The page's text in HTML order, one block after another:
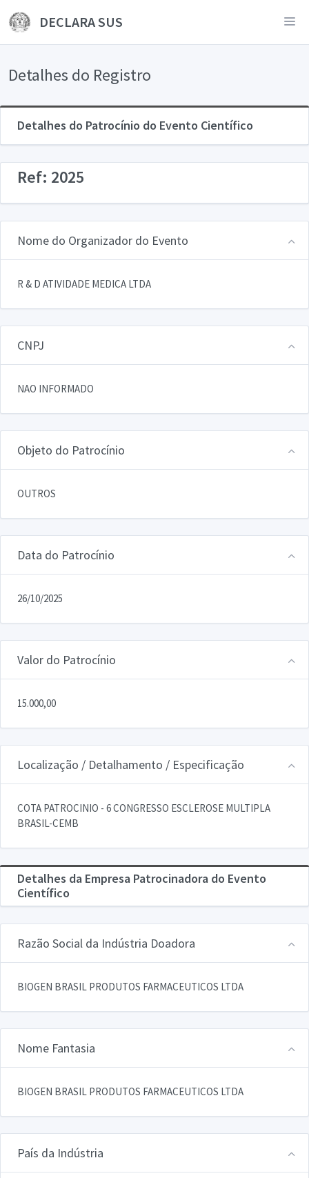
DECLARA SUS
Detalhes do Registro
Detalhes do Patrocínio do Evento Científico
Ref: 2025
Nome do Organizador do Evento
R & D ATIVIDADE MEDICA LTDA
CNPJ
NAO INFORMADO
Objeto do Patrocínio
OUTROS
Data do Patrocínio
26/10/2025
Valor do Patrocínio
15.000,00
Localização / Detalhamento / Especificação
COTA PATROCINIO - 6 CONGRESSO ESCLEROSE MULTIPLA
BRASIL-CEMB
Detalhes da Empresa Patrocinadora do Evento
Científico
Razão Social da Indústria Doadora
BIOGEN BRASIL PRODUTOS FARMACEUTICOS LTDA
Nome Fantasia
BIOGEN BRASIL PRODUTOS FARMACEUTICOS LTDA
País da Indústria